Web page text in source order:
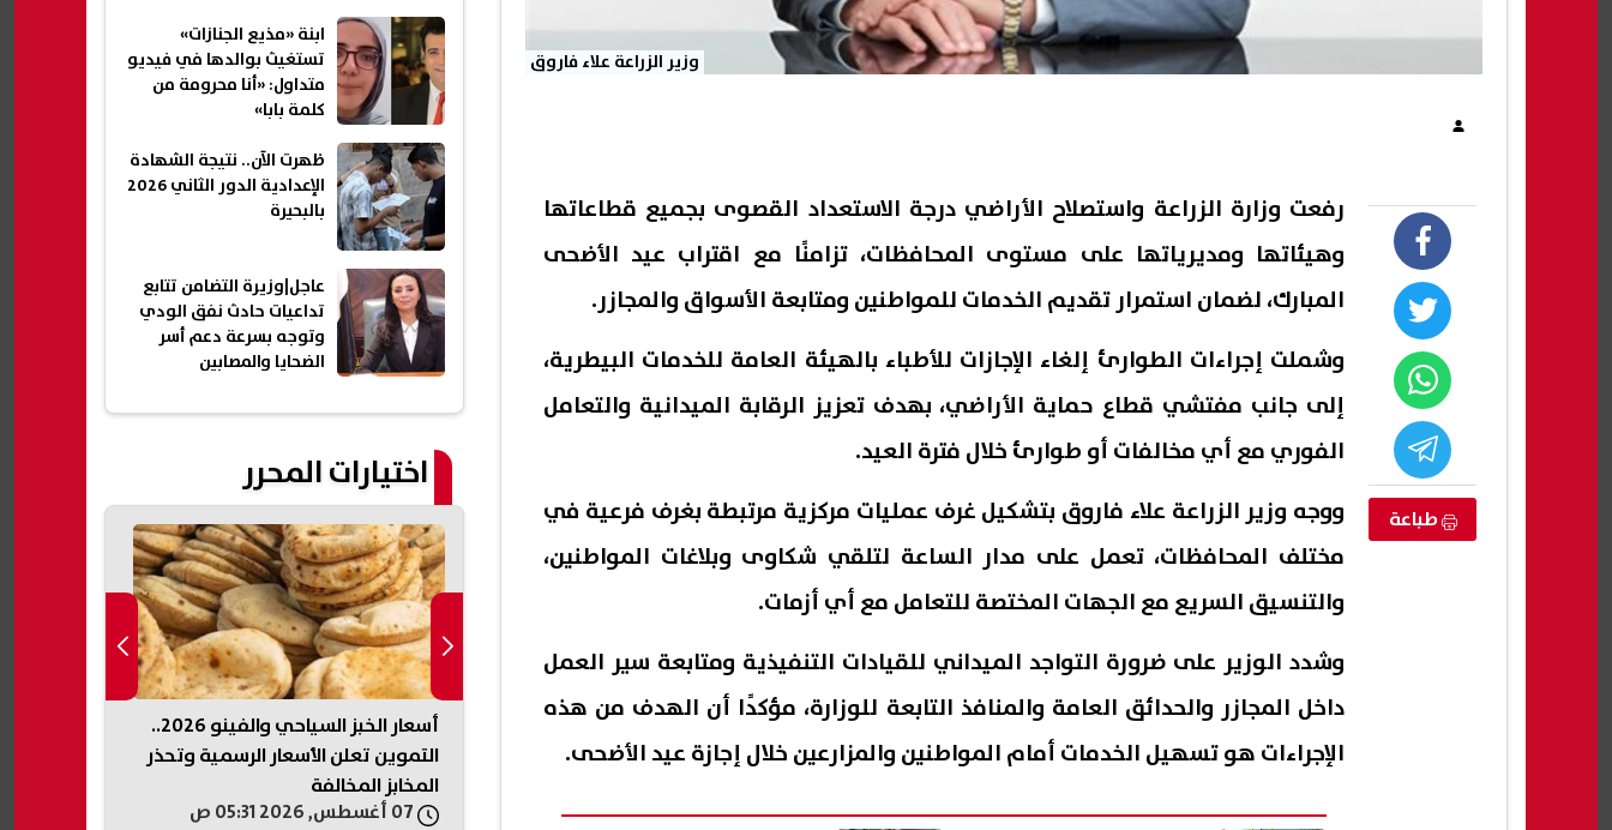
وزير الزراعة علاء فاروق
طباعة
رفعت وزارة الزراعة واستصلاح الأراضي درجة الاستعداد القصوى بجميع قطاعاتها
وهيئاتها ومديرياتها على مستوى المحافظات، تزامنًا مع اقتراب عيد الأضحى
المبارك، لضمان استمرار تقديم الخدمات للمواطنين ومتابعة الأسواق والمجازر.
وشملت إجراءات الطوارئ إلغاء الإجازات للأطباء بالهيئة العامة للخدمات البيطرية،
إلى جانب مفتشي قطاع حماية الأراضي، بهدف تعزيز الرقابة الميدانية والتعامل
الفوري مع أي مخالفات أو طوارئ خلال فترة العيد.
ووجه وزير الزراعة علاء فاروق بتشكيل غرف عمليات مركزية مرتبطة بغرف فرعية في
مختلف المحافظات، تعمل على مدار الساعة لتلقي شكاوى وبلاغات المواطنين،
والتنسيق السريع مع الجهات المختصة للتعامل مع أي أزمات.
وشدد الوزير على ضرورة التواجد الميداني للقيادات التنفيذية ومتابعة سير العمل
داخل المجازر والحدائق العامة والمنافذ التابعة للوزارة، مؤكدًا أن الهدف من هذه
الإجراءات هو تسهيل الخدمات أمام المواطنين والمزارعين خلال إجازة عيد الأضحى.
ابنة «مذيع الجنازات»
تستغيث بوالدها في فيديو
متداول: «أنا محرومة من
كلمة بابا»
ظهرت الآن.. نتيجة الشهادة
الإعدادية الدور الثاني 2026
بالبحيرة
عاجل|وزيرة التضامن تتابع
تداعيات حادث نفق الودي
وتوجه بسرعة دعم أسر
الضحايا والمصابين
اختيارات المحرر
إعلام إسرائيلي: تل أبيب تواجه
تهديدًا متزايدًا من الطائرات المسيّرة
إصابة 11 مدنيًا في هجوم للحوثيين
على نجران.. والتحالف يتوعد بإجراءات
07 أغسطس, 2026 02:43 ص
ترامب: أعدت بناء الجيش الأمريكي
ولدينا مخزون غير محدود من الذخائر
07 أغسطس, 2026 02:38 ص
أسعار الخبز السياحي والفينو 2026..
التموين تعلن الأسعار الرسمية وتحذر
المخابز المخالفة